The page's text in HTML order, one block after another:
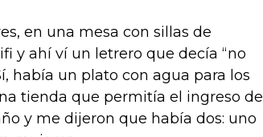
en una mesa con sillas de
y ahí ví un letrero que decía “no
había un plato con agua para los
tienda que permitía el ingreso de
y me dijeron que había dos: uno